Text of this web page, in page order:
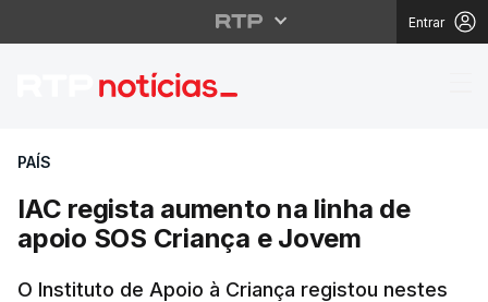
Entrar
IAC regista aumento
PAÍS
IAC regista aumento na linha de
apoio SOS Criança e Jovem
O Instituto de Apoio à Criança registou nestes